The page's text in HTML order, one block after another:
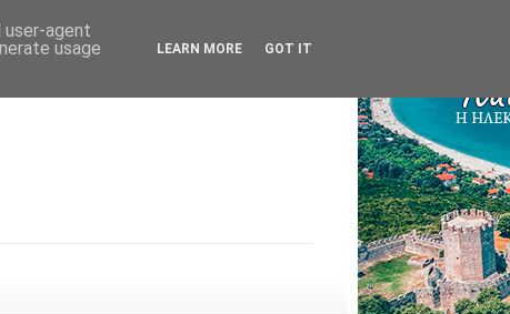
user-agent
usage
LEARN MORE GOT IT